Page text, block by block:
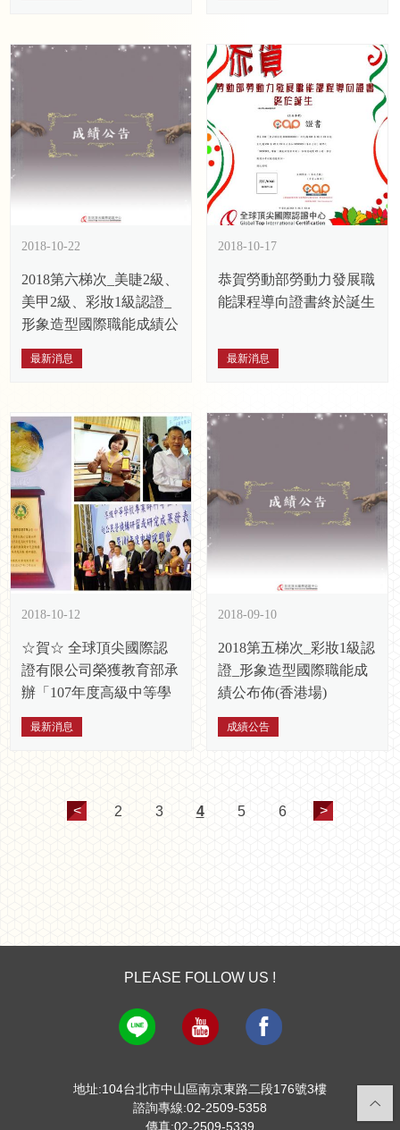
2018-10-22
2018第六梯次_美睫2級、
美甲2級、彩妝1級認證_
形象造型國際職能成績公
布佈(高雄場)
最新消息
2018-10-17
恭賀勞動部勞動力發展職
能課程導向證書終於誕生
最新消息
2018-10-12
☆賀☆ 全球頂尖國際認
證有限公司榮獲教育部承
辦「107年度高級中等學
校專業群科專任教師赴公
民營機構研習活動」之感
最新消息
2018-09-10
2018第五梯次_彩妝1級認
證_形象造型國際職能成
績公布佈(香港場)
成績公告
< 2 3 4 5 6 >
PLEASE FOLLOW US !
地址:104台北市中山區南京東路二段176號3樓
諮詢專線:02-2509-5358
傳真:02-2509-5339